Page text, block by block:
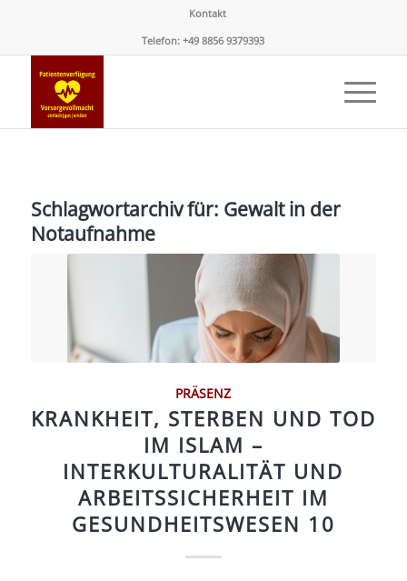
Kontakt
Telefon: +49 8856 9379393
Schlagwortarchiv für: Gewalt in der
Notaufnahme
PRÄSENZ
KRANKHEIT, STERBEN UND TOD
IM ISLAM –
INTERKULTURALITÄT UND
ARBEITSSICHERHEIT IM
GESUNDHEITSWESEN 10